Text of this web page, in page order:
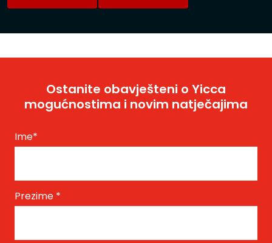
Ostanite obavješteni o Yicca
mogućnostima i novim natječajima
Ime*
Prezime *